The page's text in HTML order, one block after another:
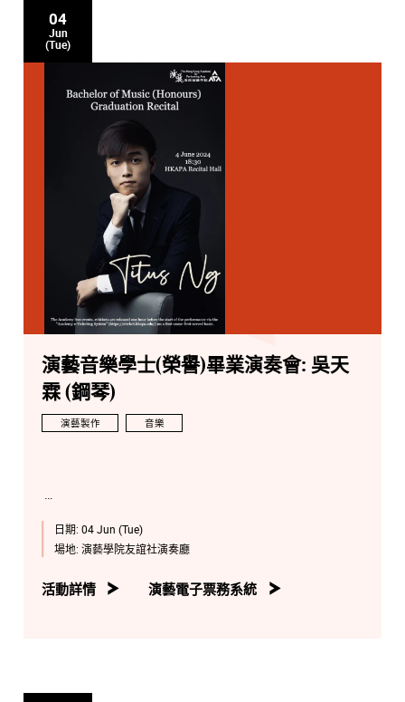
04
Jun
(Tue)
演藝音樂學士(榮譽)畢業演奏會: 吳天
霖 (鋼琴)
演藝製作 音樂
日期: 04 Jun (Tue)
場地: 演藝學院友誼社演奏廳
活動詳情 演藝電子票務系統